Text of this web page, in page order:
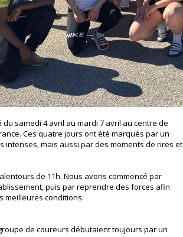
du samedi 4 avril au mardi 7 avril au centre de
Ces quatre jours ont été marqués par un
mais aussi par des moments de rires et
de 11h. Nous avons commencé par
puis par reprendre des forces afin
meilleures conditions.
de coureurs débutaient toujours par un